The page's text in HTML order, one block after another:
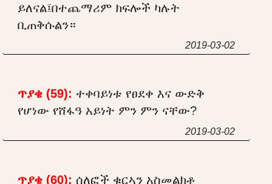
ይለናል፤በተጨማሪም ክፍሎች ካሉት
ቢጠቅሱልን።
2019-03-02
ጥያቄ (59): ተቀባይነቱ የፀደቀ እና ውድቅ
የሆነው የሸፋዓ አይነት ምን ምን ናቸው?
2019-03-02
ጥያቄ (60): ሰለፎች ቁርኣን አስመልክቶ